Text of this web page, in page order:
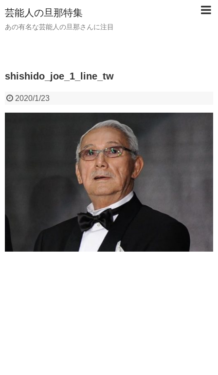
芸能人の旦那特集
あの有名な芸能人の旦那さんに注目
shishido_joe_1_line_tw
2020/1/23